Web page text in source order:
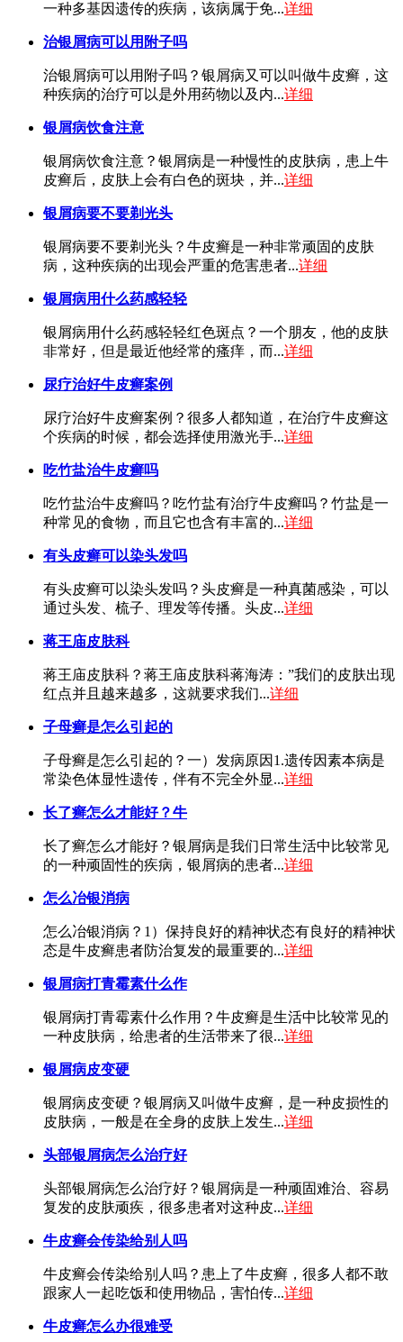
一种多基因遗传的疾病，该病属于免...详细
治银屑病可以用附子吗
治银屑病可以用附子吗？银屑病又可以叫做牛皮癣，这
种疾病的治疗可以是外用药物以及内...详细
银屑病饮食注意
银屑病饮食注意？银屑病是一种慢性的皮肤病，患上牛
皮癣后，皮肤上会有白色的斑块，并...详细
银屑病要不要剃光头
银屑病要不要剃光头？牛皮癣是一种非常顽固的皮肤
病，这种疾病的出现会严重的危害患者...详细
银屑病用什么药感轻轻
银屑病用什么药感轻轻红色斑点？一个朋友，他的皮肤
非常好，但是最近他经常的瘙痒，而...详细
尿疗治好牛皮癣案例
尿疗治好牛皮癣案例？很多人都知道，在治疗牛皮癣这
个疾病的时候，都会选择使用激光手...详细
吃竹盐治牛皮癣吗
吃竹盐治牛皮癣吗？吃竹盐有治疗牛皮癣吗？竹盐是一
种常见的食物，而且它也含有丰富的...详细
有头皮癣可以染头发吗
有头皮癣可以染头发吗？头皮癣是一种真菌感染，可以
通过头发、梳子、理发等传播。头皮...详细
蒋王庙皮肤科
蒋王庙皮肤科？蒋王庙皮肤科蒋海涛：”我们的皮肤出现
红点并且越来越多，这就要求我们...详细
子母癣是怎么引起的
子母癣是怎么引起的？一）发病原因1.遗传因素本病是
常染色体显性遗传，伴有不完全外显...详细
长了癣怎么才能好？牛
长了癣怎么才能好？银屑病是我们日常生活中比较常见
的一种顽固性的疾病，银屑病的患者...详细
怎么冶银消病
怎么冶银消病？1）保持良好的精神状态有良好的精神状
态是牛皮癣患者防治复发的最重要的...详细
银屑病打青霉素什么作
银屑病打青霉素什么作用？牛皮癣是生活中比较常见的
一种皮肤病，给患者的生活带来了很...详细
银屑病皮变硬
银屑病皮变硬？银屑病又叫做牛皮癣，是一种皮损性的
皮肤病，一般是在全身的皮肤上发生...详细
头部银屑病怎么治疗好
头部银屑病怎么治疗好？银屑病是一种顽固难治、容易
复发的皮肤顽疾，很多患者对这种皮...详细
牛皮癣会传染给别人吗
牛皮癣会传染给别人吗？患上了牛皮癣，很多人都不敢
跟家人一起吃饭和使用物品，害怕传...详细
牛皮癣怎么办很难受